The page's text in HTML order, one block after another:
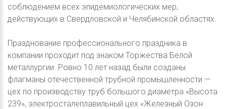
соблюдением всех эпидемиологических мер,
действующих в Свердловской и Челябинской областях.
Празднование профессионального праздника в
компании проходит под знаком Торжества Белой
металлургии. Ровно 10 лет назад были созданы
флагманы отечественной трубной промышленности —
цех по производству труб большого диаметра «Высота
239», электросталеплавильный цех «Железный Озон